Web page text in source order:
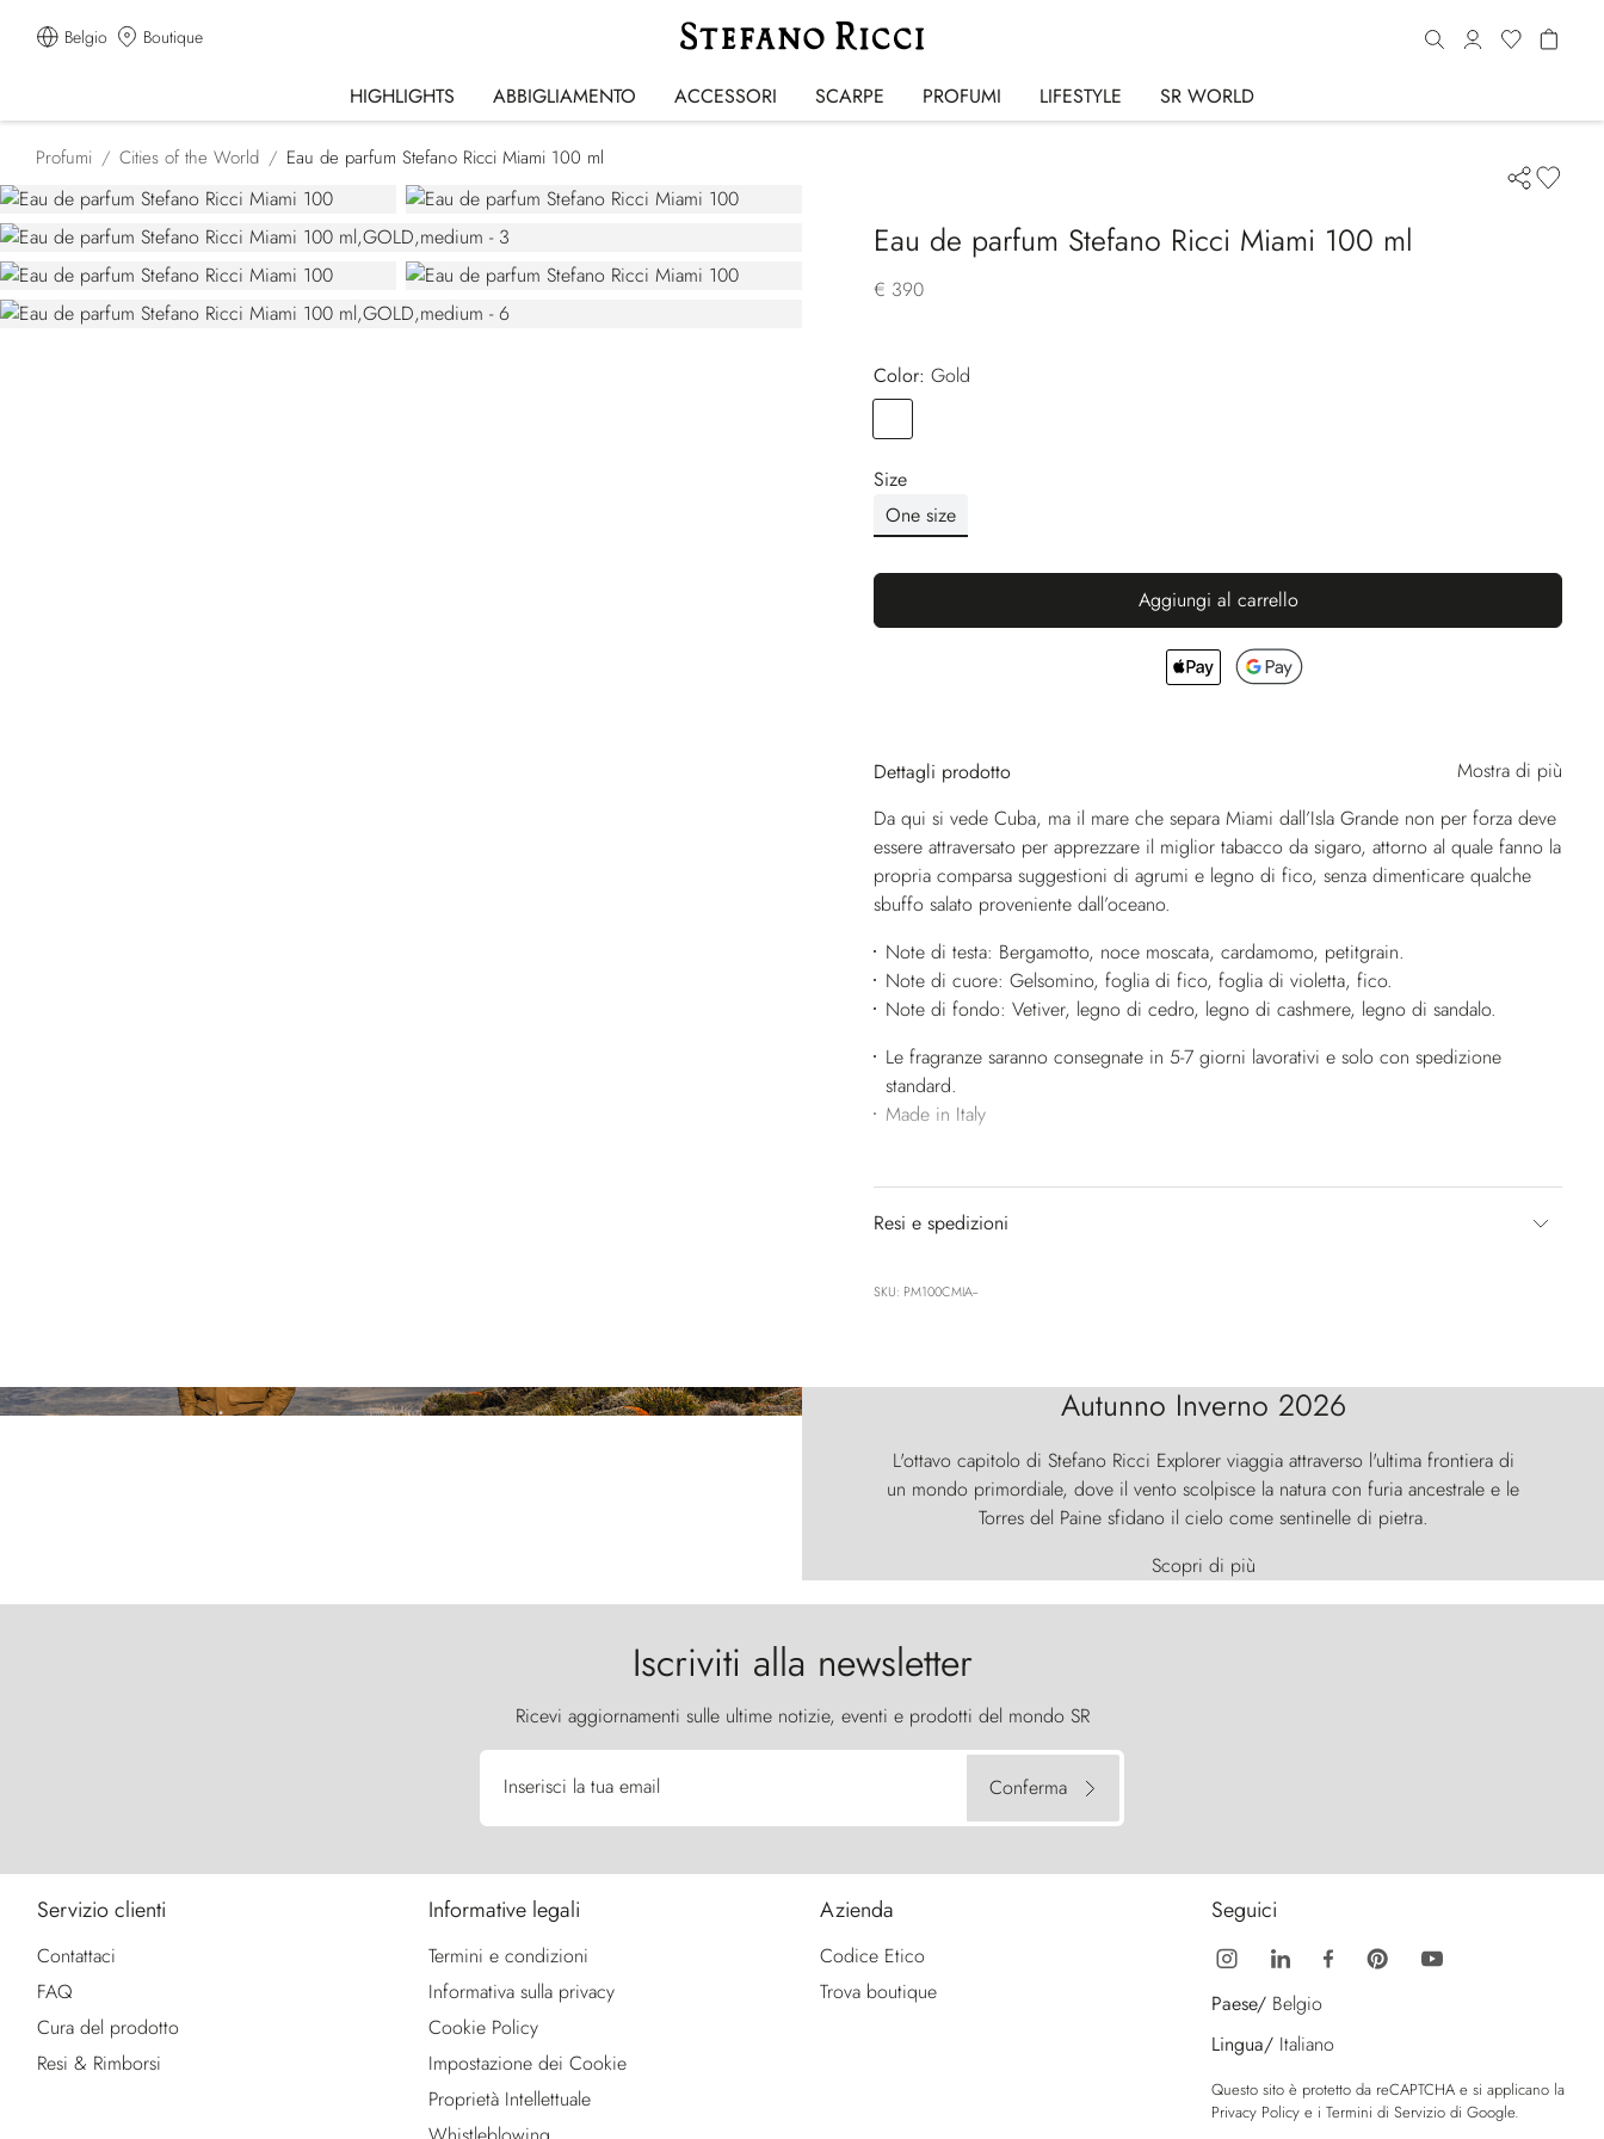
Belgio Boutique
HIGHLIGHTS ABBIGLIAMENTO ACCESSORI SCARPE PROFUMI LIFESTYLE SR WORLD
Profumi Cities of the World Eau de parfum Stefano Ricci Miami 100 ml
Eau de parfum Stefano Ricci Miami 100 ml
€ 390
Color:
gold
Size
One size
Aggiungi al carrello
Dettagli prodotto
Mostra di più
Da qui si vede Cuba, ma il mare che separa Miami dall’Isla Grande non per forza deve
essere attraversato per apprezzare il miglior tabacco da sigaro, attorno al quale fanno la
propria comparsa suggestioni di agrumi e legno di fico, senza dimenticare qualche
sbuffo salato proveniente dall’oceano.
Note di testa: Bergamotto, noce moscata, cardamomo, petitgrain.
Note di cuore: Gelsomino, foglia di fico, foglia di violetta, fico.
Note di fondo: Vetiver, legno di cedro, legno di cashmere, legno di sandalo.
Le fragranze saranno consegnate in 5-7 giorni lavorativi e solo con spedizione
standard.
Made in Italy
Resi e spedizioni
SKU: PM100CMIA--
Autunno Inverno 2026
L'ottavo capitolo di Stefano Ricci Explorer viaggia attraverso l'ultima frontiera di
un mondo primordiale, dove il vento scolpisce la natura con furia ancestrale e le
Torres del Paine sfidano il cielo come sentinelle di pietra.
Scopri di più
Iscriviti alla newsletter
Ricevi aggiornamenti sulle ultime notizie, eventi e prodotti del mondo SR
Inserisci la tua email Conferma
Servizio clienti
Contattaci
FAQ
Cura del prodotto
Resi & Rimborsi
Informative legali
Termini e condizioni
Informativa sulla privacy
Cookie Policy
Impostazione dei Cookie
Proprietà Intellettuale
Azienda
Codice Etico
Trova boutique
Seguici
Paese/ Belgio
Lingua/ Italiano
Questo sito è protetto da reCAPTCHA e si applicano la
Privacy Policy e i Termini di Servizio di Google.